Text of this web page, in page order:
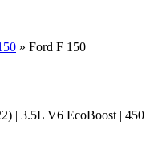
» Ford F 150
| 3.5L V6 EcoBoost | 450